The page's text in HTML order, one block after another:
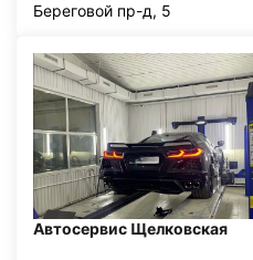
Береговой пр-д, 5
Автосервис Щелковская